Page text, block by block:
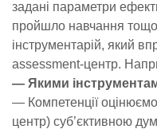
задані параметри
пройшло навчання
інструментарій, який
assessment-центр.
— Якими
— Компетенції
центр) суб’єктивною